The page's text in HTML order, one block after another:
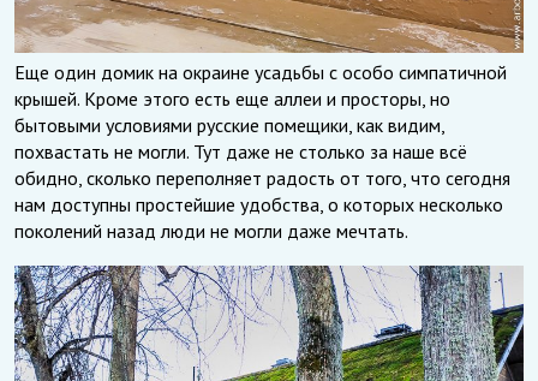
Еще один домик на окраине усадьбы с особо симпатичной
крышей. Кроме этого есть еще аллеи и просторы, но
бытовыми условиями русские помещики, как видим,
похвастать не могли. Тут даже не столько за наше всё
обидно, сколько переполняет радость от того, что сегодня
нам доступны простейшие удобства, о которых несколько
поколений назад люди не могли даже мечтать.